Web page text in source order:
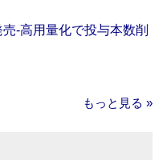
‐高用量化で投与本数削
もっと見る »